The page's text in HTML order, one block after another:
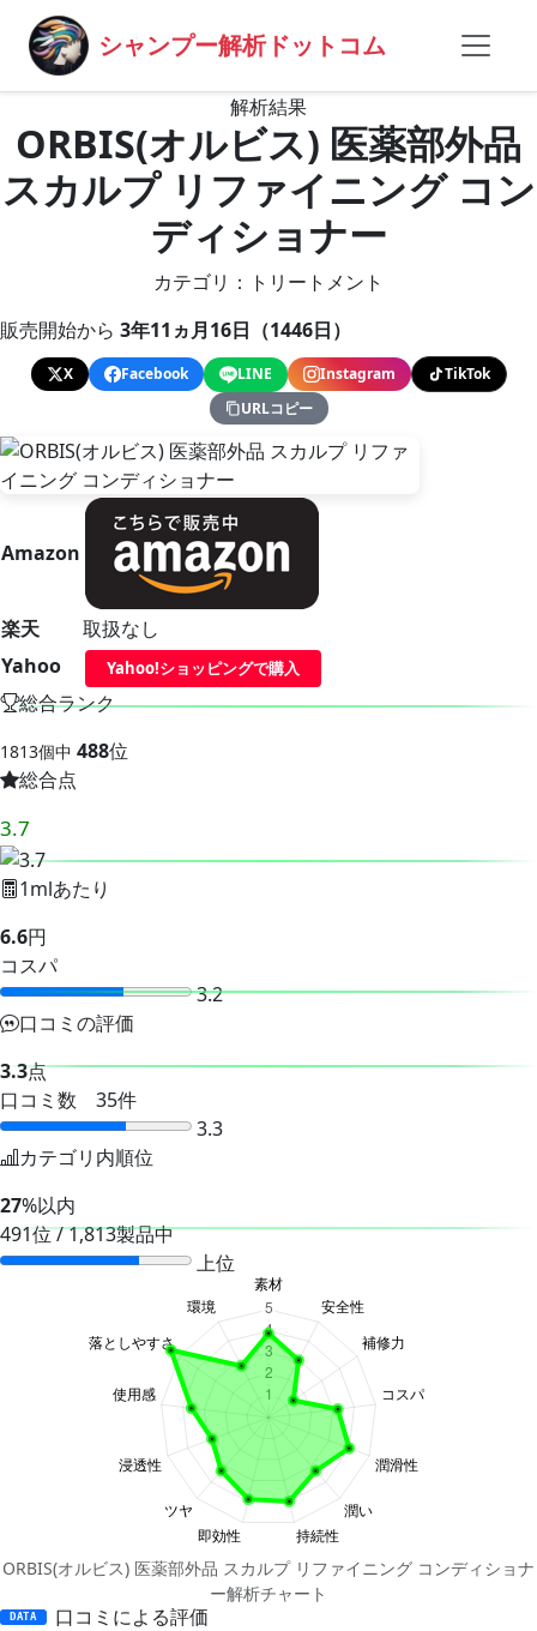
シャンプー解析ドットコム
解析結果
ORBIS(オルビス) 医薬部外品
スカルプ リファイニング コン
ディショナー
カテゴリ：トリートメント
販売開始から 3年11ヵ月16日（1446日）
X Facebook LINE Instagram
TikTok
URLコピー
Amazon
楽天
取扱なし
Yahoo
Yahoo!ショッピングで購入
総合ランク
1813個中 488位
総合点
3.7
1mlあたり
6.6円
コスパ
3.2
口コミの評価
3.3点
口コミ数 35件
3.3
カテゴリ内順位
27%以内
491位 / 1,813製品中
上位
ORBIS(オルビス) 医薬部外品 スカルプ リファイニング コンディショナ
ー解析チャート
DATA 口コミによる評価